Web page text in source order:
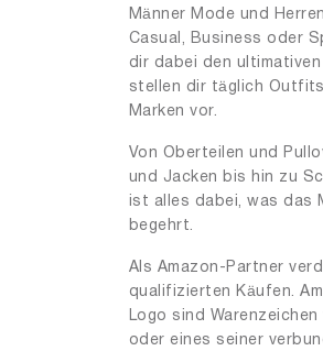
90 2
95
105
110
130 1
Männer Mode und
Casual, Business oder
dir dabei den
stellen dir täglich
Marken vor.
Von Oberteilen und
und Jacken bis hin zu
ist alles dabei, was das
begehrt.
Als Amazon-Partner
qualifizierten Käufen.
Logo sind Warenzeichen
oder eines seiner